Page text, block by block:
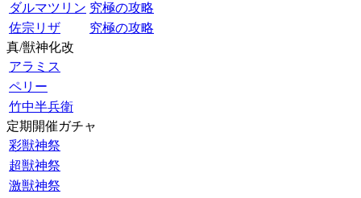
ダルマツリン 究極の攻略
佐宗リザ
究極の攻略
真/獣神化改
アラミス
ペリー
竹中半兵衛
定期開催ガチャ
彩獣神祭
超獣神祭
激獣神祭